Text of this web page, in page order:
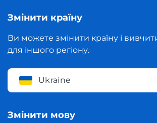
Змінити країну
Ви можете змінити країну і
для іншого регіону.
Ukraine
Змінити мову